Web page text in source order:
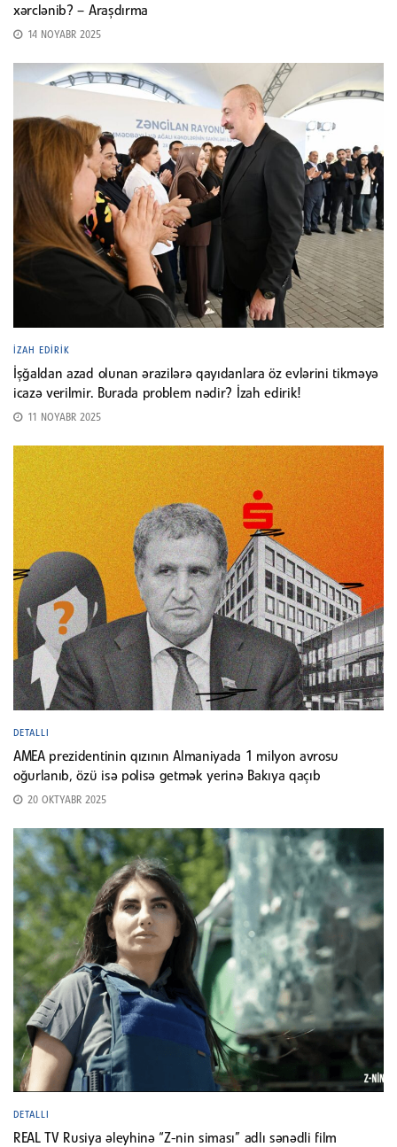
xərclənib? – Araşdırma
14 NOYABR 2025
İZAH EDIRIK
İşğaldan azad olunan ərazilərə qayıdanlara öz evlərini tikməyə
icazə verilmir. Burada problem nədir? İzah edirik!
11 NOYABR 2025
DETALLI
AMEA prezidentinin qızının Almaniyada 1 milyon avrosu
oğurlanıb, özü isə polisə getmək yerinə Bakıya qaçıb
20 OKTYABR 2025
DETALLI
REAL TV Rusiya əleyhinə “Z-nin siması” adlı sənədli film